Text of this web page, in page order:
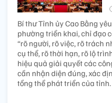
Bí thư Tỉnh ủy Cao Bằng
phường triển khai, chỉ đạo
“rõ người, rõ việc, rõ trách
cụ thể, rõ thời hạn, rõ lộ
hiệu quả giải quyết các
cần nhận diện đúng, xác
tổng thể phát triển của tỉnh.